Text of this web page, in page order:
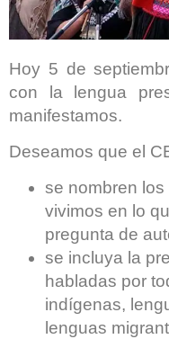
Hoy 5 de
con la lengua
manifestamos.
Deseamos que el
se nombren
vivimos en lo
pregunta de
se incluya la
habladas por
indígenas,
lenguas